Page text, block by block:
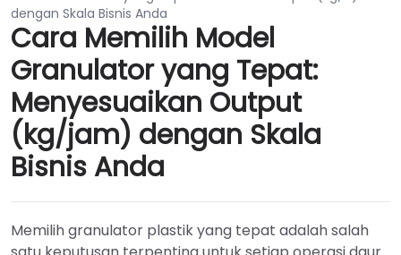
dengan Skala Bisnis Anda
Cara Memilih Model
Granulator yang Tepat:
Menyesuaikan Output
(kg/jam) dengan Skala
Bisnis Anda
Memilih granulator plastik yang tepat adalah salah